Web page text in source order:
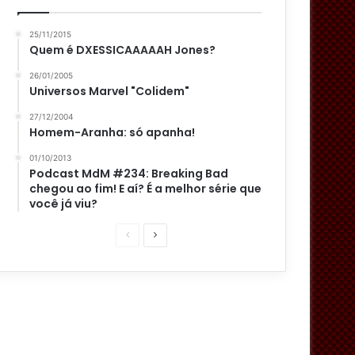
25/11/2015
Quem é DXESSICAAAAAH Jones?
26/01/2005
Universos Marvel "Colidem"
27/12/2004
Homem-Aranha: só apanha!
01/10/2013
Podcast MdM #234: Breaking Bad
chegou ao fim! E aí? É a melhor série que
você já viu?